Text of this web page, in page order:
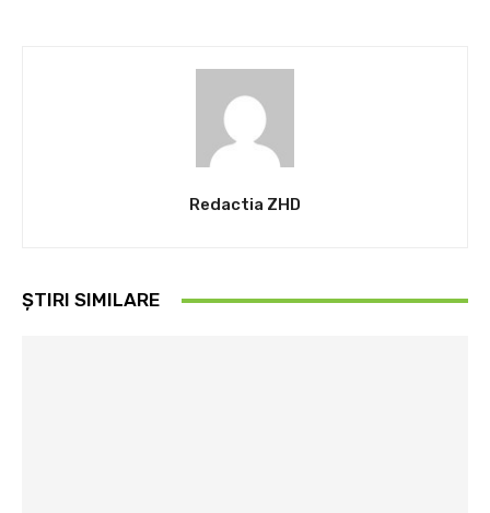
Redactia ZHD
ȘTIRI SIMILARE